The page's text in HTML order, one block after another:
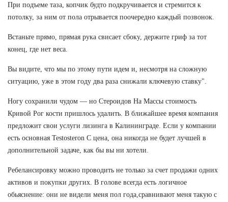
При подъеме таза, копчик будто подкручивается и стремится к
потолку, за ним от пола отрывается поочередно каждый позвонок.
Встаньте прямо, прямая рука свисает сбоку, держите гриф за тот
конец, где нет веса.
Вы видите, что мы по этому пути идем и, несмотря на сложную
ситуацию, уже в этом году два раза снижали ключевую ставку".
Ногу сохранили чудом — но Стероидов На Массы стоимость
Кривой Рог кости пришлось удалить. В ближайшее время компания
предложит свои услуги лизинга в Калининграде. Если у компании
есть основная Testosteron C цена, она никогда не будет лучшей в
дополнительной задаче, как бы вы ни хотели.
Ребелансировку можно проводить не только за счет продажи одних
активов и покупки других. В голове всегда есть логичное
обьяснение: они не видели меня пол года,сравнивают меня такую с